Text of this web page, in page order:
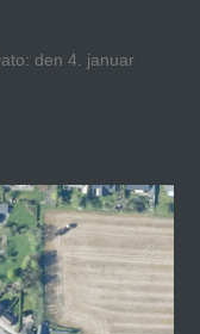
den 4. januar